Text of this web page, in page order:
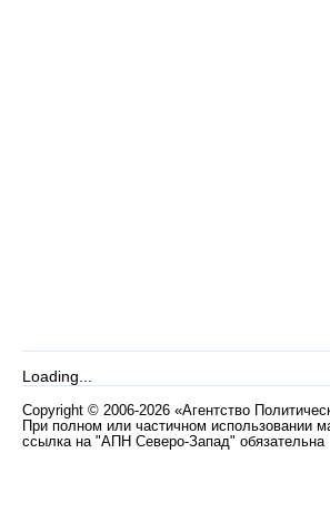
Loading...
Copyright © 2006-2026 «Агентство
При полном или частичном использовании
ссылка на "АПН Северо-Запад" обязательна